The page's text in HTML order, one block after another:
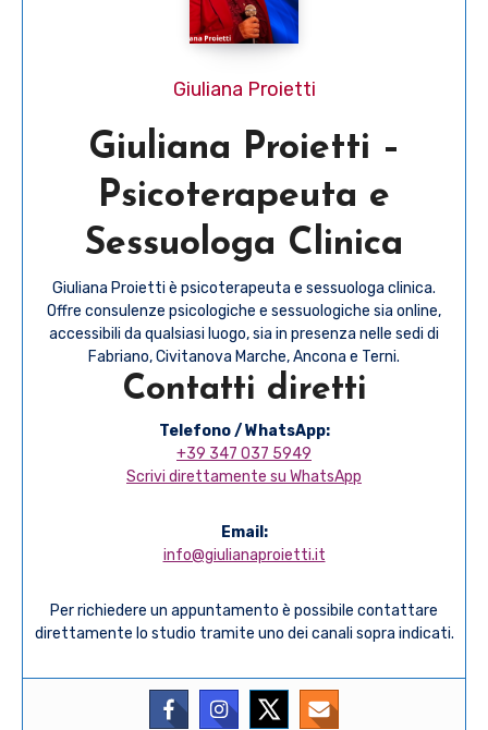
Giuliana Proietti
Giuliana Proietti –
Psicoterapeuta e
Sessuologa Clinica
Giuliana Proietti è psicoterapeuta e sessuologa clinica.
Offre consulenze psicologiche e sessuologiche sia online,
accessibili da qualsiasi luogo, sia in presenza nelle sedi di
Fabriano, Civitanova Marche, Ancona e Terni.
Contatti diretti
Telefono / WhatsApp:
+39 347 037 5949
Scrivi direttamente su WhatsApp
Email:
info@giulianaproietti.it
Per richiedere un appuntamento è possibile contattare
direttamente lo studio tramite uno dei canali sopra indicati.